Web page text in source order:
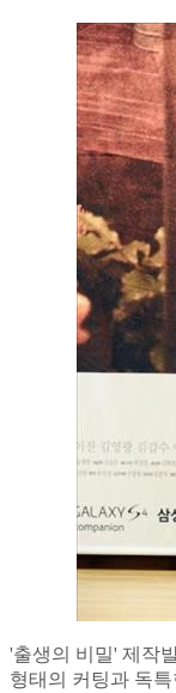
'출생의 비밀' 제작
형태의 커팅과 독